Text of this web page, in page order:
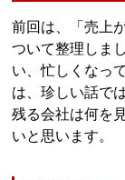
前回は、「売上
ついて整理しま
い、忙しくなっ
は、珍しい話で
残る会社は何を
いと思います。